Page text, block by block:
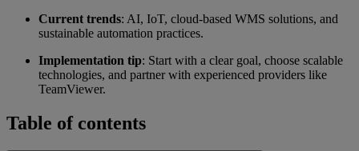
Current trends: AI, IoT, cloud-based WMS solutions, and
sustainable automation practices.
Implementation tip: Start with a clear goal, choose scalable
technologies, and partner with experienced providers like
TeamViewer.
Table of contents